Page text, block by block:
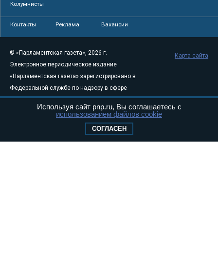
Колумнисты
Контакты Реклама Вакансии
© «Парламентская газета», 2026 г.
Электронное периодическое издание
«Парламентская газета» зарегистрировано в
Федеральной службе по надзору в сфере
связи, информационных технологий и
массовых коммуникаций (Роскомнадзор) 05
Свидетельство о регистрации Эл № ФС77-
Карта сайта
Используя сайт pnp.ru, Вы соглашаетесь с
использованием файлов cookie
СОГЛАСЕН